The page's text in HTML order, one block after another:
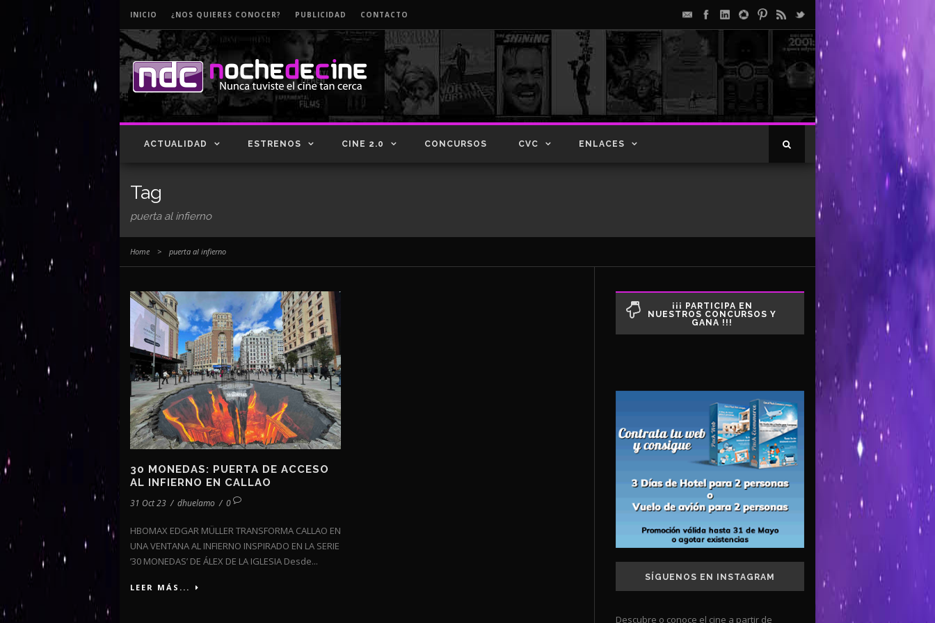
INICIO ¿NOS QUIERES CONOCER? PUBLICIDAD CONTACTO
ACTUALIDAD ESTRENOS CINE 2.0 CONCURSOS CVC ENLACES
Tag
puerta al infierno
Home > puerta al infierno
30 MONEDAS: PUERTA DE ACCESO
AL INFIERNO EN CALLAO
31 Oct 23 / dhuelamo / 0
HBOMAX EDGAR MÜLLER TRANSFORMA CALLAO EN
UNA VENTANA AL INFIERNO INSPIRADO EN LA SERIE
’30 MONEDAS’ DE ÁLEX DE LA IGLESIA Desde...
LEER MÁS...
¡¡¡ PARTICIPA EN
NUESTROS CONCURSOS Y
GANA !!!
SÍGUENOS EN INSTAGRAM
Descubre o conoce el cine a partir de